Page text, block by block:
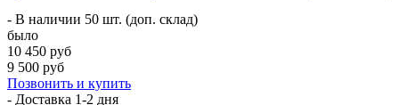
- В наличии 50 шт. (доп. склад)
было
10 450 руб
9 500 руб
Позвонить и купить
- Доставка 1-2 дня